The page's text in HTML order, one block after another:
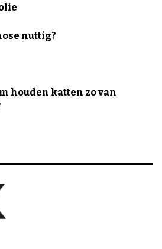
nuttig?
houden katten zo van